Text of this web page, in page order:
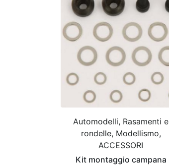
Automodelli, Rasamenti e
rondelle, Modellismo,
ACCESSORI
Kit montaggio campana